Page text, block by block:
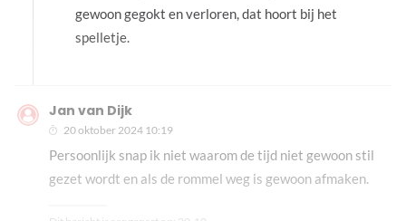
gewoon gegokt en verloren, dat hoort bij het
spelletje.
Jan van Dijk
20 oktober 2024 10:19
Persoonlijk snap ik niet waarom de tijd niet gewoon stil
gezet wordt en als de rommel weg is gewoon afmaken.